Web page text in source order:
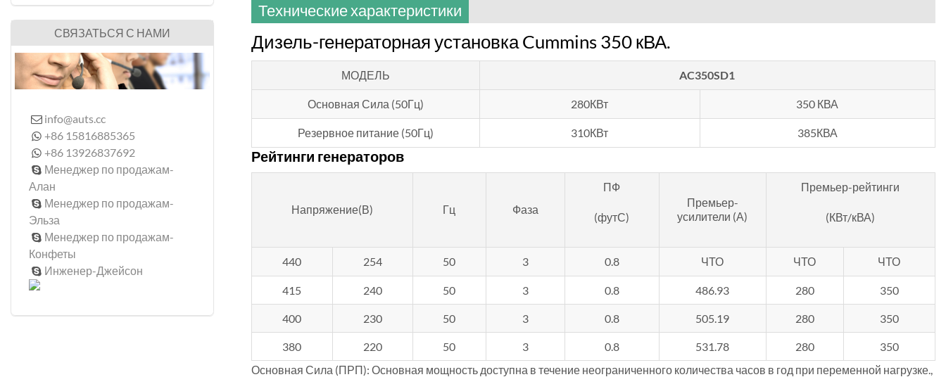
Технические характеристики
Дизель-генераторная установка Cummins 350 кВА.
МОДЕЛЬ AC350SD1
Основная Сила (50Гц) 280КВт 350 КВА
Резервное питание (50Гц) 310КВт 385КВА
Рейтинги генераторов
Напряжение(В) Гц Фаза
ПФ
(футС)
Премьер-
усилители (А)
Премьер-рейтинги
(КВт/кВА)
440 254 50 3 0.8 ЧТО ЧТО ЧТО
415 240 50 3 0.8 486.93 280 350
400 230 50 3 0.8 505.19 280 350
380 220 50 3 0.8 531.78 280
350
Основная Сила (ПРП): Основная мощность доступна в течение неограниченного количества часов в год при переменной нагрузке.,
СВЯЗАТЬСЯ С НАМИ
 info@auts.cc
 +86 15816885365
 +86 13926837692
 Менеджер по продажам-
Алан
 Менеджер по продажам-
Эльза
 Менеджер по продажам-
Конфеты
 Инженер-Джейсон